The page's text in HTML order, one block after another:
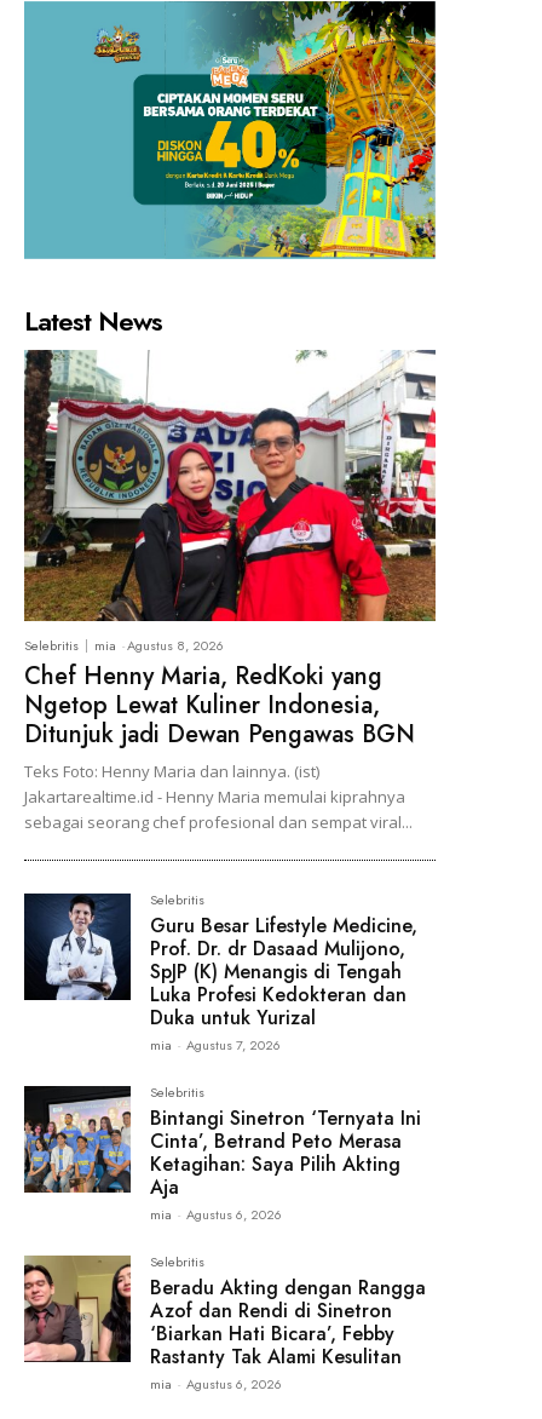
Latest News
Selebritis mia -Agustus 8, 2026
Chef Henny Maria, RedKoki yang
Ngetop Lewat Kuliner Indonesia,
Ditunjuk jadi Dewan Pengawas BGN
Teks Foto: Henny Maria dan lainnya. (ist)
Jakartarealtime.id - Henny Maria memulai kiprahnya
sebagai seorang chef profesional dan sempat viral...
Selebritis
Guru Besar Lifestyle Medicine,
Prof. Dr. dr Dasaad Mulijono,
SpJP (K) Menangis di Tengah
Luka Profesi Kedokteran dan
Duka untuk Yurizal
mia - Agustus 7, 2026
Selebritis
Bintangi Sinetron ‘Ternyata Ini
Cinta’, Betrand Peto Merasa
Ketagihan: Saya Pilih Akting
Aja
mia - Agustus 6, 2026
Selebritis
Beradu Akting dengan Rangga
Azof dan Rendi di Sinetron
‘Biarkan Hati Bicara’, Febby
Rastanty Tak Alami Kesulitan
mia - Agustus 6, 2026